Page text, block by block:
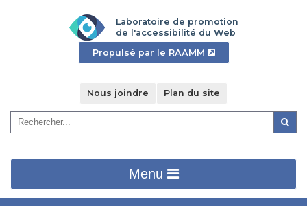
Laboratoire de promotion
de l'accessibilité du Web
Propulsé par le RAAMM
- Cet
hyperlien
dans
fenêtre".
Nous joindre Plan du site
Recherche
Menu